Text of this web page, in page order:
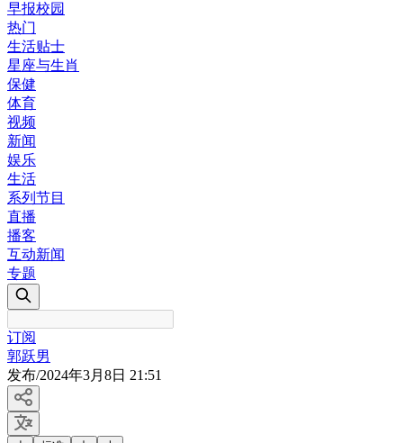
早报校园
热门
生活贴士
星座与生肖
保健
体育
视频
新闻
娱乐
生活
系列节目
直播
播客
互动新闻
专题
订阅
郭跃男
发布/2024年3月8日 21:51